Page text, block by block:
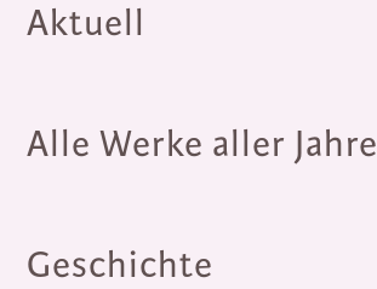
Aktuell
Alle Werke aller Jahre
Geschichte